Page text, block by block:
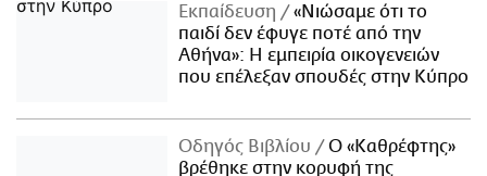
Εκπαίδευση
«Νιώσαμε ότι το
παιδί δεν έφυγε ποτέ από την
Αθήνα»: Η εμπειρία οικογενειών
που επέλεξαν σπουδές στην Κύπρο
Οδηγός Βιβλίου
Ο «Καθρέφτης»
βρέθηκε στην κορυφή της